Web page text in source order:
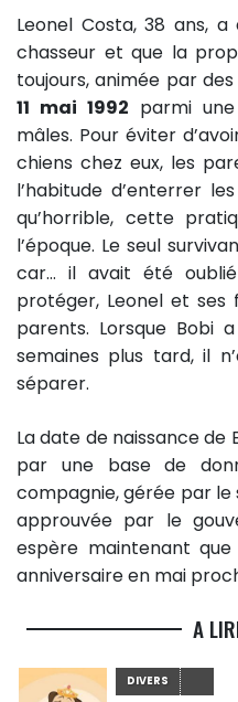
Leonel Costa, 38 ans,
chasseur et que la
toujours, animée par
11 mai 1992 parmi
mâles. Pour éviter
chiens chez eux, les
l’habitude d’enterrer
qu’horrible, cette
l’époque. Le seul
car… il avait été
protéger, Leonel et ses
parents. Lorsque Bobi
semaines plus tard, il
séparer.
La date de naissance de
par une base de
compagnie, gérée par
approuvée par le
espère maintenant
anniversaire en mai
A
DIVERS